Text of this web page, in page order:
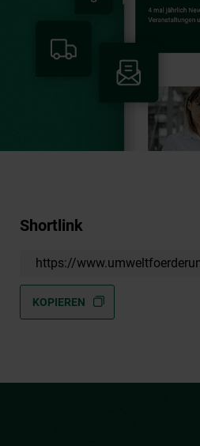
Shortlink
https://
KOPIEREN